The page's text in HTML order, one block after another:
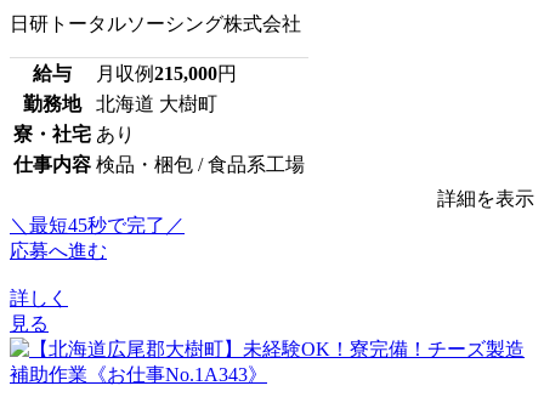
日研トータルソーシング株式会社
給与 月収例215,000円
勤務地
北海道 大樹町
寮・社宅 あり
仕事内容 検品・梱包 / 食品系工場
詳細を表示
＼最短45秒で完了／
応募へ進む
詳しく
見る